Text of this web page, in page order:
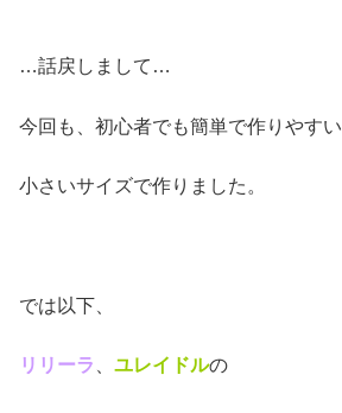
…話戻しまして…
今回も、初心者でも簡単で作りやすい
小さいサイズで作りました。
では以下、
リリーラ 、 ユレイドルの